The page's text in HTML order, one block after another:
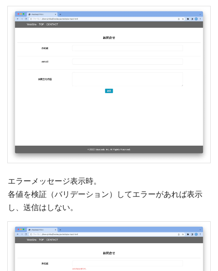
エラーメッセージ表示時。
各値を検証（バリデーション）してエラーがあれば表示
し、送信はしない。